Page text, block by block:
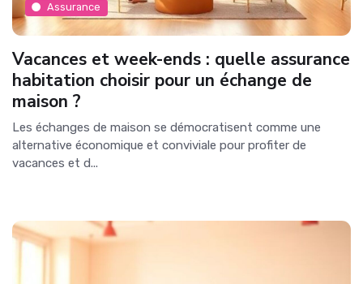
Assurance
Vacances et week-ends : quelle assurance
habitation choisir pour un échange de
maison ?
Les échanges de maison se démocratisent comme une
alternative économique et conviviale pour profiter de
vacances et d...